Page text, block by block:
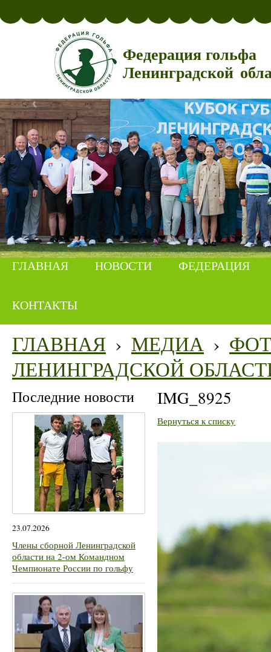
Федерация гольфа
Ленинградской
ГЛАВНАЯ НОВОСТИ ФЕДЕРАЦИЯ
КОНТАКТЫ
ГЛАВНАЯ › МЕДИА ›
ЛЕНИНГРАДСКОЙ
Последние новости
23.07.2026
Члены сборной Ленинградской
области на 2-ом Командном
Чемпионате России по гольфу
IMG_8925
Вернуться к списку